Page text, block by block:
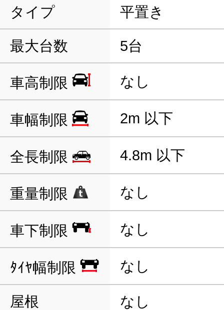
タイプ 平置き
最大台数 5台
車高制限 なし
車幅制限 2m 以下
全長制限 4.8m 以下
重量制限 なし
車下制限 なし
ﾀｲﾔ幅制限 なし
屋根 なし